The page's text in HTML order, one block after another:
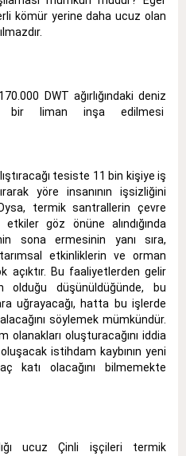
kömür yerine daha ucuz olan
DWT ağırlığındaki deniz
bir liman inşa edilmesi
tesiste 11 bin kişiye iş
yöre insanının işsizliğini
termik santrallerin çevre
göz önüne alındığında
sona ermesinin yanı sıra,
tarımsal etkinliklerin ve orman
açıktır. Bu faaliyetlerden gelir
olduğu düşünüldüğünde, bu
uğrayacağı, hatta bu işlerde
söylemek mümkündür.
oluşturacağını iddia
istihdam kaybının yeni
katı olacağını bilmemekte
ucuz Çinli işçileri termik